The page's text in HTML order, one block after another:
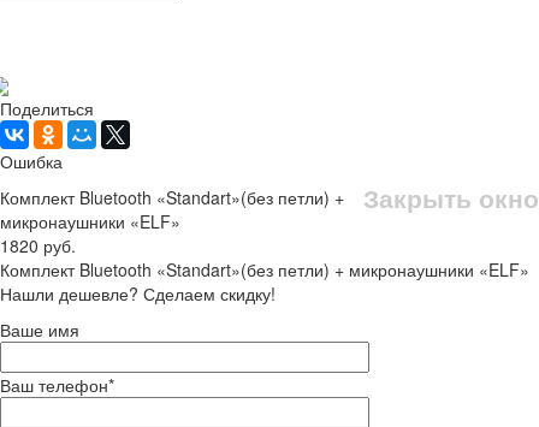
Поделиться
Ошибка
Закрыть окно
Комплект Bluetooth «Standart»(без петли) +
микронаушники «ELF»
1820 руб.
Комплект Bluetooth «Standart»(без петли) + микронаушники «ELF»
Нашли дешевле? Сделаем скидку!
Ваше имя
Ваш телефон*